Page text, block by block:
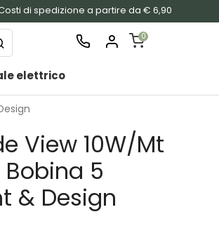
di spedizione a partire da € 6,90
0
CART
elettrico
View 10W/Mt
Bobina 5
& Design